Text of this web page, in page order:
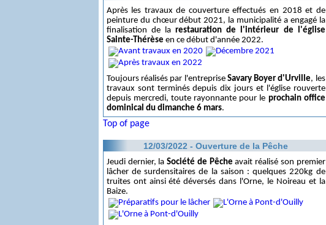
Après les travaux de couverture effectués en 2018 et de
peinture du chœur début 2021, la municipalité a engagé la
finalisation de larestauration de l'intérieur de l'église
Sainte-Thérèse en ce début d'année 2022.
Toujours réalisés par l'entreprise Savary Boyer d'Urville, les
travaux sont terminés depuis dix jours et l'église rouverte
depuis mercredi, toute rayonnante pour le prochain office
dominical du dimanche 6 mars.
Top of page
12/03/2022 - Ouverture de la Pêche
Jeudi dernier, laSociété de Pêche avait réalisé son premier
lâcher de surdensitaires de la saison : quelques 220kg de
truites ont ainsi été déversés dans l'Orne, le Noireau et la
Baize.